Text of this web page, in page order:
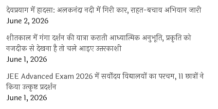
देवप्रयाग में हादसा: अलकनंदा नदी में गिरी कार, राहत-बचाव अभियान जारी
June 2, 2026
शीतकाल में गंगा दर्शन की यात्रा कराती आध्यात्मिक अनुभूति, प्रकृति को
नजदीक से देखना है तो चले आइए उत्तरकाशी
June 1, 2026
JEE Advanced Exam 2026 में सर्वोदय विद्यालयों का परचम, 11 छात्रों ने
किया उत्कृष्ट प्रदर्शन
June 1, 2026